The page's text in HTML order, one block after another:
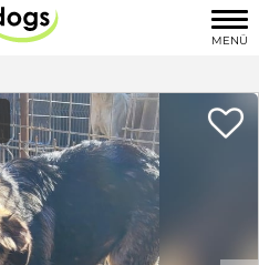
MENÜ
